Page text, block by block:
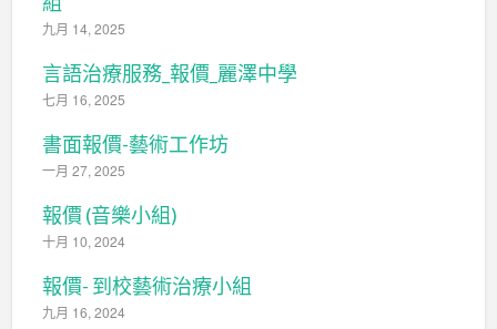
九月 14, 2025
言語治療服務_報價_麗澤中學
七月 16, 2025
書面報價-藝術工作坊
一月 27, 2025
報價 (音樂小組)
十月 10, 2024
報價- 到校藝術治療小組
九月 16, 2024